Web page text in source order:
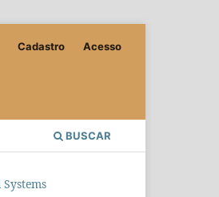
BUSCAR
Cadastro Acesso